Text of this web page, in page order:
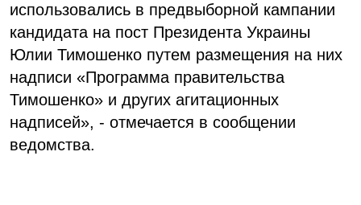
использовались в предвыборной кампании
кандидата на пост Президента Украины
Юлии Тимошенко путем размещения на них
надписи «Программа правительства
Тимошенко» и других агитационных
надписей», - отмечается в сообщении
ведомства.